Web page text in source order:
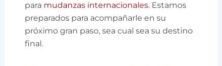
para mudanzas internacionales. Estamos
preparados para acompañarle en su
próximo gran paso, sea cual sea su destino
final.